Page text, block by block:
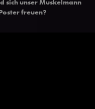
sich unser Muskelmann
freuen?